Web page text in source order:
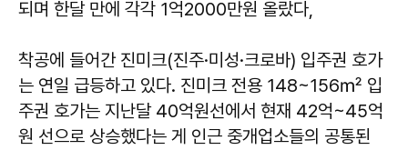
되며 한달 만에 각각 1억2000만원 올랐다,
착공에 들어간 진미크(진주·미성·크로바) 입주권 호가
는 연일 급등하고 있다. 진미크 전용 148~156㎡ 입
주권 호가는 지난달 40억원선에서 현재 42억~45억
원 선으로 상승했다는 게 인근 중개업소들의 공통된